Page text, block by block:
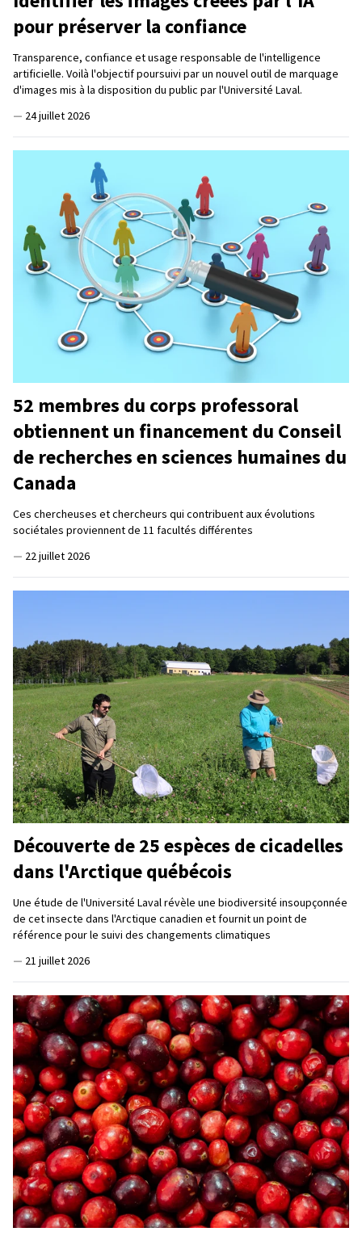
pour préserver la confiance
Transparence, confiance et usage responsable de l'intelligence
artificielle. Voilà l'objectif poursuivi par un nouvel outil de marquage
d'images mis à la disposition du public par l'Université Laval.
— 24 juillet 2026
52 membres du corps professoral
obtiennent un financement du Conseil
de recherches en sciences humaines du
Canada
Ces chercheuses et chercheurs qui contribuent aux évolutions
sociétales proviennent de 11 facultés différentes
— 22 juillet 2026
Découverte de 25 espèces de cicadelles
dans l'Arctique québécois
Une étude de l'Université Laval révèle une biodiversité insoupçonnée
de cet insecte dans l'Arctique canadien et fournit un point de
référence pour le suivi des changements climatiques
— 21 juillet 2026